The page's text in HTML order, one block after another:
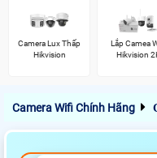
Camera Lux Thấp
Hikvision
Lắp Camea
Hikvision
Camera Wifi Chính Hãng